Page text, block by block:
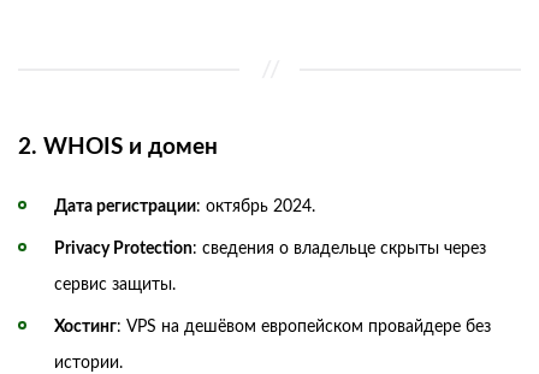
2. WHOIS и домен
Дата регистрации: октябрь 2024.
Privacy Protection: сведения о владельце скрыты через
сервис защиты.
Хостинг: VPS на дешёвом европейском провайдере без
истории.